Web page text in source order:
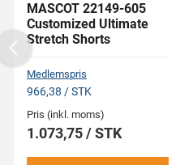
MASCOT 22149-605
Customized Ultimate
Stretch Shorts
Medlemspris
966,38 / STK
Pris (inkl. moms)
1.073,75 / STK
Previous